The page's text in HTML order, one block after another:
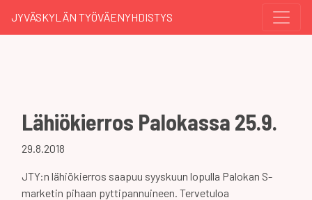
JYVÄSKYLÄN TYÖVÄENYHDISTYS
Lähiökierros Palokassa 25.9.
29.8.2018
JTY:n lähiökierros saapuu syyskuun lopulla Palokan S-
marketin pihaan pyttipannuineen. Tervetuloa